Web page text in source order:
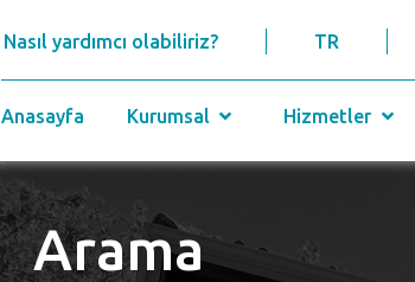
Nasıl yardımcı olabiliriz? TR
Anasayfa Kurumsal Hizmetler
Arama